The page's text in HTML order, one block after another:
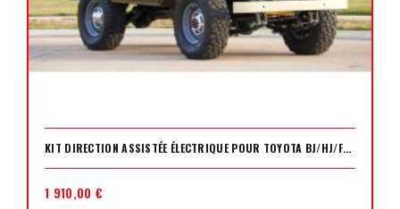
KIT DIRECTION ASSISTÉE ÉLECTRIQUE POUR TOYOTA BJ/HJ/FJ (SERIES 4)
1 910,00 €